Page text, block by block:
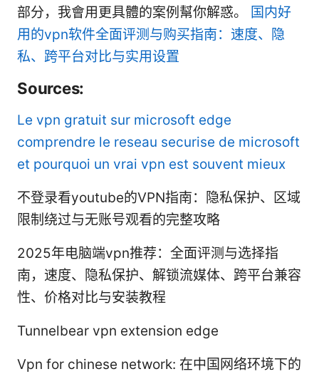
部分，我會用更具體的案例幫你解惑。
国内好
用的vpn软件全面评测与购买指南：速度、隐
私、跨平台对比与实用设置
Sources:
Le vpn gratuit sur microsoft edge
comprendre le reseau securise de microsoft
et pourquoi un vrai vpn est souvent mieux
不登录看youtube的VPN指南：隐私保护、区域
限制绕过与无账号观看的完整攻略
2025年电脑端vpn推荐：全面评测与选择指
南，速度、隐私保护、解锁流媒体、跨平台兼容
性、价格对比与安装教程
Tunnelbear vpn extension edge
Vpn for chinese network: 在中国网络环境下的